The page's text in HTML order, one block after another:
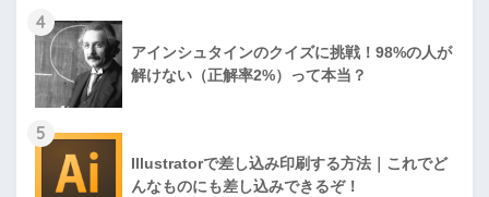
4
アインシュタインのクイズに挑戦！98%の人が
解けない（正解率2%）って本当？
5
Illustratorで差し込み印刷する方法｜これでど
んなものにも差し込みできるぞ！